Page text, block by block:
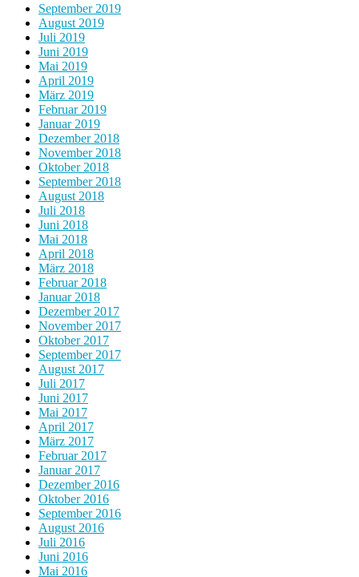
September 2019
August 2019
Juli 2019
Juni 2019
Mai 2019
April 2019
März 2019
Februar 2019
Januar 2019
Dezember 2018
November 2018
Oktober 2018
September 2018
August 2018
Juli 2018
Juni 2018
Mai 2018
April 2018
März 2018
Februar 2018
Januar 2018
Dezember 2017
November 2017
Oktober 2017
September 2017
August 2017
Juli 2017
Juni 2017
Mai 2017
April 2017
März 2017
Februar 2017
Januar 2017
Dezember 2016
Oktober 2016
September 2016
August 2016
Juli 2016
Juni 2016
Mai 2016